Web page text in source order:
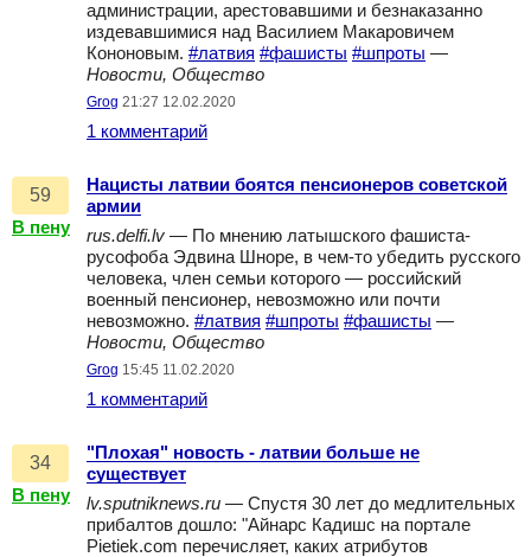
администрации, арестовавшими и безнаказанно
издевавшимися над Василием Макаровичем
Кононовым. #латвия #фашисты #шпроты —
Новости, Общество
Grog 21:27 12.02.2020
1 комментарий
59
В пену
Нацисты латвии боятся пенсионеров советской
армии
rus.delfi.lv — По мнению латышского фашиста-
русофоба Эдвина Шноре, в чем-то убедить русского
человека, член семьи которого — российский
военный пенсионер, невозможно или почти
невозможно. #латвия #шпроты #фашисты —
Новости, Общество
Grog 15:45 11.02.2020
1 комментарий
34
В пену
"Плохая" новость - латвии больше не
существует
lv.sputniknews.ru — Спустя 30 лет до медлительных
прибалтов дошло: "Айнарс Кадишс на портале
Pietiek.com перечисляет, каких атрибутов